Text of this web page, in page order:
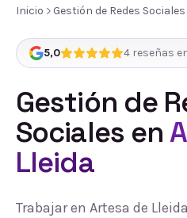
Inicio Gestión de Redes Sociales
5,0 4 reseñas
Gestión de
Sociales en
Lleida
Trabajar en Artesa de